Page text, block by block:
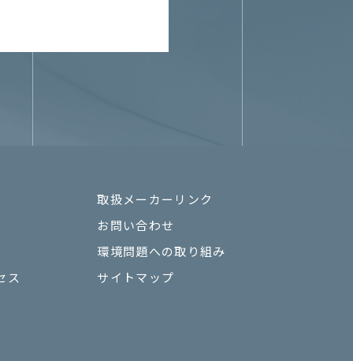
ス
取扱メーカーリンク
お問い合わせ
環境問題への取り組み
サイトマップ